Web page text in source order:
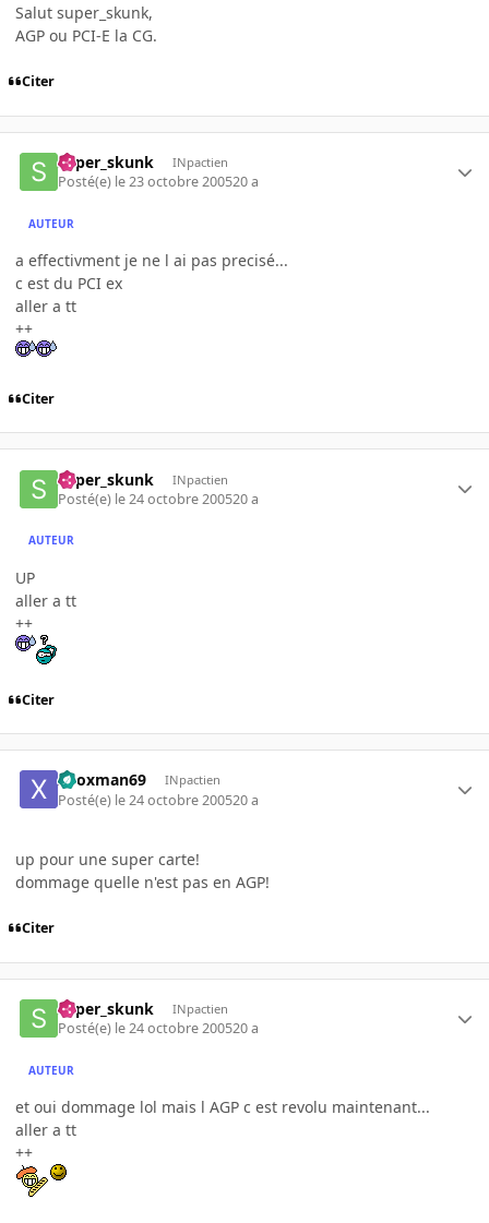
Salut super_skunk,
AGP ou PCI-E la CG.
Citer
super_skunk INpactien
Posté(e) le 23 octobre 200520 a
AUTEUR
a effectivment je ne l ai pas precisé...
c est du PCI ex
aller a tt
++
Citer
super_skunk INpactien
Posté(e) le 24 octobre 200520 a
AUTEUR
UP
aller a tt
++
Citer
xboxman69 INpactien
Posté(e) le 24 octobre 200520 a
up pour une super carte!
dommage quelle n'est pas en AGP!
Citer
super_skunk INpactien
Posté(e) le 24 octobre 200520 a
AUTEUR
et oui dommage lol mais l AGP c est revolu maintenant...
aller a tt
++